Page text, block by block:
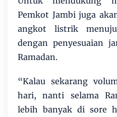
Pemkot Jambi juga
angkot listrik
dengan penyesuaian
Ramadan.
“Kalau sekarang
hari, nanti selama
lebih banyak di sore